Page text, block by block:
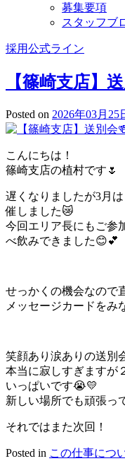
募集要項
スタッフブ
採用公式ライン
【篠崎支店】
Posted on 2026年03月25
こんにちは！
篠崎支店の植村です🌷
遅くなりましたが3月
催しました😿
今回エリア長にもご参
べ飲みできました😊💕
せっかくの機会なので
メッセージカードを
笑顔あり涙ありの送別
本当に寂しすぎますが
いっぱいです😭💛
新しい場所でも頑張っ
それではまた次回！
Posted in この仕事につ